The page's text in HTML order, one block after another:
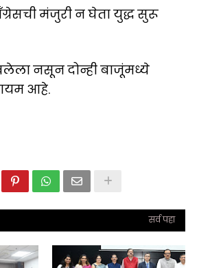
मंजुरी न घेता युद्ध सुरू
नसून दोन्ही बाजूंमध्ये
आहे.
सर्व पहा